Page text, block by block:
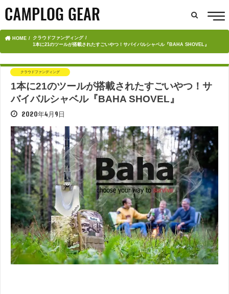
HOME
クラウドファンディング
1本に21のツールが搭載されたすごいやつ！サバイバルシャベル『BAHA SHOVEL』
クラウドファンディング
1本に21のツールが搭載されたすごいやつ！サ
バイバルシャベル『BAHA SHOVEL』
2020年4月9日